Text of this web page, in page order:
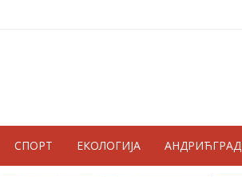
СПОРТ ЕКОЛОГИЈА АНДРИЋГРАД